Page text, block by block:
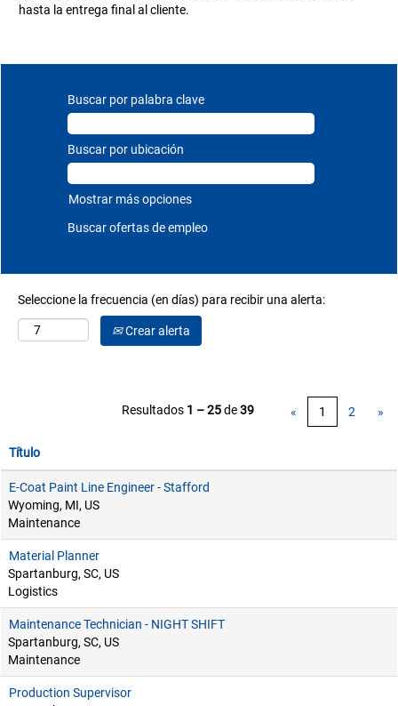
hasta la entrega final al cliente.
Buscar por palabra clave
Buscar por ubicación
Mostrar más opciones
Seleccione la frecuencia (en días) para recibir una alerta:
Crear alerta
Resultados 1 – 25de39 « 1 2 »
Título
E-Coat Paint Line Engineer - Stafford
Wyoming, MI, US
Maintenance
Material Planner
Spartanburg, SC, US
Logistics
Maintenance Technician - NIGHT SHIFT
Spartanburg, SC, US
Maintenance
Production Supervisor